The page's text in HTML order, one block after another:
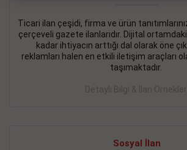
Ticari ilan çeşidi, firma ve ürün
çerçeveli gazete ilanlarıdır. Dijital
kadar ihtiyacın arttığı dal olarak öne
reklamları halen en etkili iletişim araçları
taşımaktadır.
Detaylı Bilgi & İlan
Sosyal İlan
BAKIRKÖY SATILIK İlanı- 11.09.2018
KARTALTEPEde kelepir 2+ 1 satılık daire